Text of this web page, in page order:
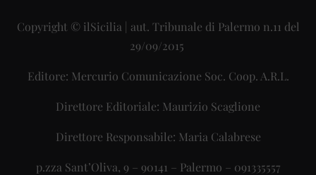
Copyright © ilSicilia | aut. Tribunale di Palermo n.11 del
29/09/2015
Editore: Mercurio Comunicazione Soc. Coop. A.R.L.
Direttore Editoriale: Maurizio Scaglione
Direttore Responsabile: Maria Calabrese
p.zza Sant’Oliva, 9 – 90141 – Palermo – 091335557